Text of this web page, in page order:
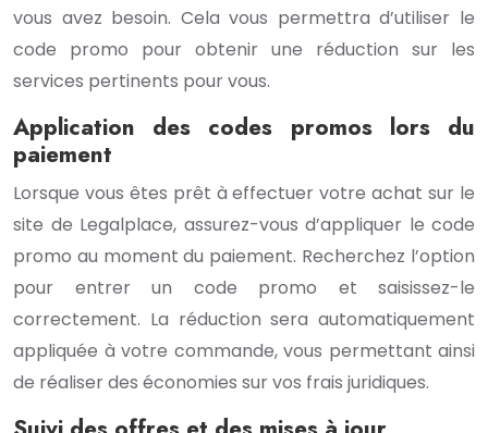
vous avez besoin. Cela vous permettra d’utiliser le
code promo pour obtenir une réduction sur les
services pertinents pour vous.
Application des codes promos lors du
paiement
Lorsque vous êtes prêt à effectuer votre achat sur le
site de Legalplace, assurez-vous d’appliquer le code
promo au moment du paiement. Recherchez l’option
pour entrer un code promo et saisissez-le
correctement. La réduction sera automatiquement
appliquée à votre commande, vous permettant ainsi
de réaliser des économies sur vos frais juridiques.